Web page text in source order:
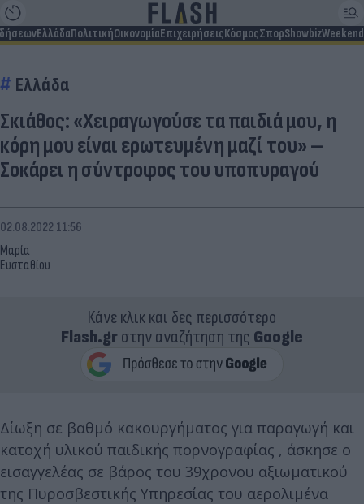
ΕλλάδαΠολιτικήΟικονομίαΕπιχειρήσειςΚόσμοςΣπορShowbizWeekend
Ελλάδα
Σκιάθος: «Χειραγωγούσε τα παιδιά μου, η
κόρη μου είναι ερωτευμένη μαζί του» –
Σοκάρει η σύντροφος του υποπυραγού
Μαρία
Ευσταθίου
02.08.2022 11:56
Κάνε κλικ και δες περισσότερο
Flash.grστην αναζήτηση της Google
Δίωξη σε βαθμό κακουργήματος για παραγωγή και
κατοχή υλικού παιδικής πορνογραφίας , άσκησε ο
εισαγγελέας σε βάρος του 39χρονου αξιωματικού
της Πυροσβεστικής Υπηρεσίας του αερολιμένα